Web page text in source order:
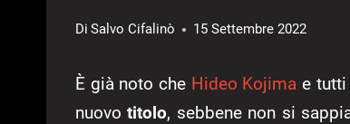
Di Salvo Cifalinò 15 Settembre 2022
È già noto che Hideo Kojima e tutti
nuovotitolo, sebbene non si